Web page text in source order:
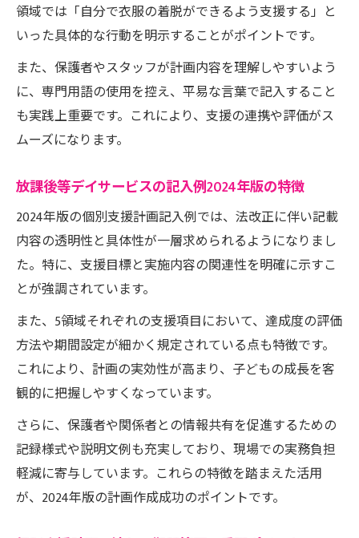
領域では「自分で衣服の着脱ができるよう支援する」と
いった具体的な行動を明示することがポイントです。
また、保護者やスタッフが計画内容を理解しやすいよう
に、専門用語の使用を控え、平易な言葉で記入すること
も実践上重要です。これにより、支援の連携や評価がス
ムーズになります。
放課後等デイサービスの記入例2024年版の特徴
2024年版の個別支援計画記入例では、法改正に伴い記載
内容の透明性と具体性が一層求められるようになりまし
た。特に、支援目標と実施内容の関連性を明確に示すこ
とが強調されています。
また、5領域それぞれの支援項目において、達成度の評価
方法や期間設定が細かく規定されている点も特徴です。
これにより、計画の実効性が高まり、子どもの成長を客
観的に把握しやすくなっています。
さらに、保護者や関係者との情報共有を促進するための
記録様式や説明文例も充実しており、現場での実務負担
軽減に寄与しています。これらの特徴を踏まえた活用
が、2024年版の計画作成成功のポイントです。